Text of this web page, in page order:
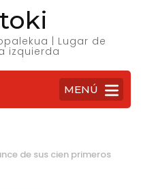
| Lugar de
izquierda
MENÚ
de sus cien primeros